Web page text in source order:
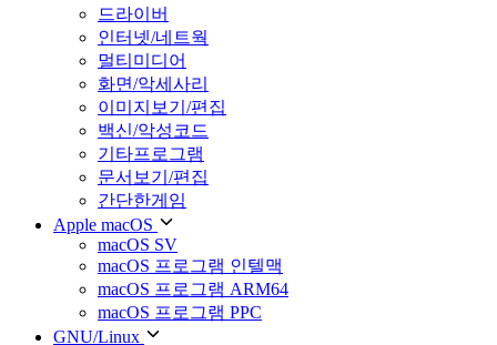
드라이버
인터넷/네트웍
멀티미디어
화면/악세사리
이미지보기/편집
백신/악성코드
기타프로그램
문서보기/편집
간단한게임
Apple macOS
macOS SV
macOS 프로그램 인텔맥
macOS 프로그램 ARM64
macOS 프로그램 PPC
GNU/Linux